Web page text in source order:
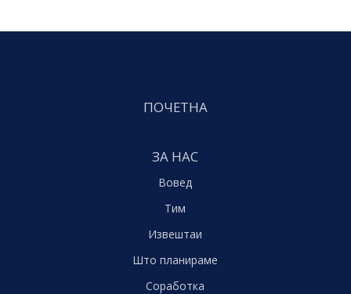
ПОЧЕТНА
ЗА НАС
Вовед
Тим
Извештаи
Што планираме
Соработка